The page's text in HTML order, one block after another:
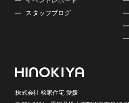
スタッフブログ
株式会社 桧家住宅 愛媛